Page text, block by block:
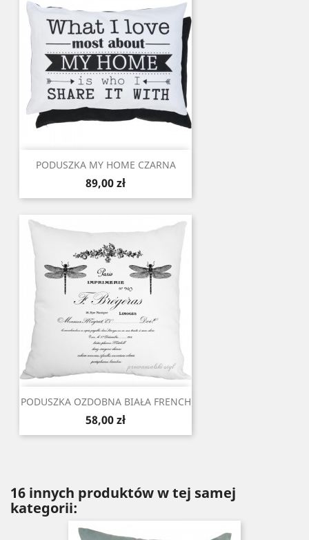
PODUSZKA MY HOME CZARNA
Cena
89,00 zł
PODUSZKA OZDOBNA BIAŁA FRENCH
Cena
58,00 zł
16 innych produktów w tej samej
kategorii: